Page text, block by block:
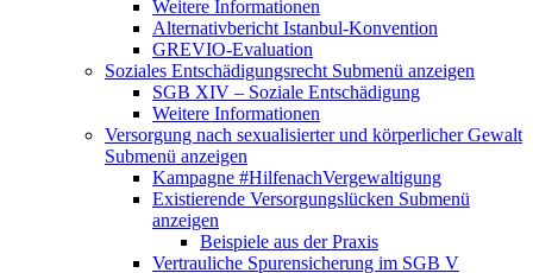
Weitere Informationen
Alternativbericht Istanbul-Konvention
GREVIO-Evaluation
Soziales Entschädigungsrecht Submenü anzeigen
SGB XIV – Soziale Entschädigung
Weitere Informationen
Versorgung nach sexualisierter und körperlicher Gewalt
Submenü anzeigen
Kampagne #HilfenachVergewaltigung
Existierende Versorgungslücken Submenü
anzeigen
Beispiele aus der Praxis
Vertrauliche Spurensicherung im SGB V